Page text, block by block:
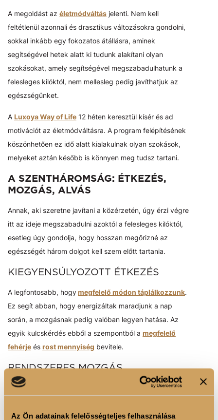
Az Ön adatainak felelősségteljes felhasználása
A megoldást az életmódváltás jelenti. Nem kell
feltétlenül azonnali és drasztikus változásokra gondolni,
sokkal inkább egy fokozatos átállásra, aminek
segítségével hetek alatt ki tudunk alakítani olyan
szokásokat, amely segítségével megszabadulhatunk a
felesleges kilóktól, nem mellesleg pedig javíthatjuk az
egészségünket.
A Luxoya Way of Life 12 héten keresztül kísér és ad
motivációt az életmódváltásra. A program felépítésének
köszönhetően ez idő alatt kialakulnak olyan szokások,
melyeket aztán később is könnyen meg tudsz tartani.
A SZENTHÁROMSÁG: ÉTKEZÉS,
MOZGÁS, ALVÁS
Annak, aki szeretne javítani a közérzetén, úgy érzi végre
itt az ideje megszabadulni azoktól a felesleges kilóktól,
esetleg úgy gondolja, hogy hosszan megőrizné az
egészségét három dolgot kell szem előtt tartania.
KIEGYENSÚLYOZOTT ÉTKEZÉS
A legfontosabb, hogymegfelelő módon táplálkozzunk.
Ez segít abban, hogy energizáltak maradjunk a nap
során, a mozgásnak pedig valóban legyen hatása. Az
egyik kulcskérdés ebből a szempontból a megfelelő
fehérje és rost mennyiség bevitele.
RENDSZERES MOZGÁS
Hiába eszünk rendesen, ha egész nap csak az irodában,
lépésszám fokozatos növelése egészen napi 10 000-ig.